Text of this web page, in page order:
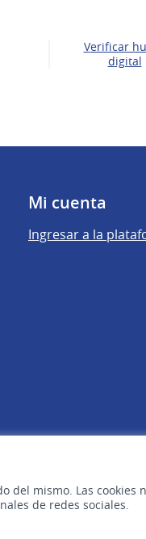
del mismo. Las cookies
de redes sociales.
Verificar huella
digital
Mi cuenta
Ingresar a la